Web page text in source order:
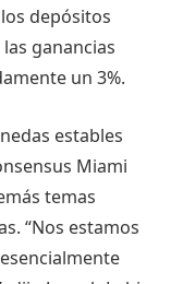
depósitos
ganancias
un 3%.
estables
Miami
temas
“Nos estamos